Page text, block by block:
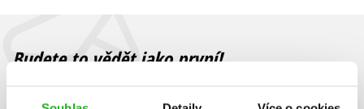
Budete to vědět jako první!
Zajímá Vás, jaký knižní hit právě vychází, na jaké zboží je výhodná
sleva, jaká běží soutěž o ceny? Přihlášením k odběru našich e-